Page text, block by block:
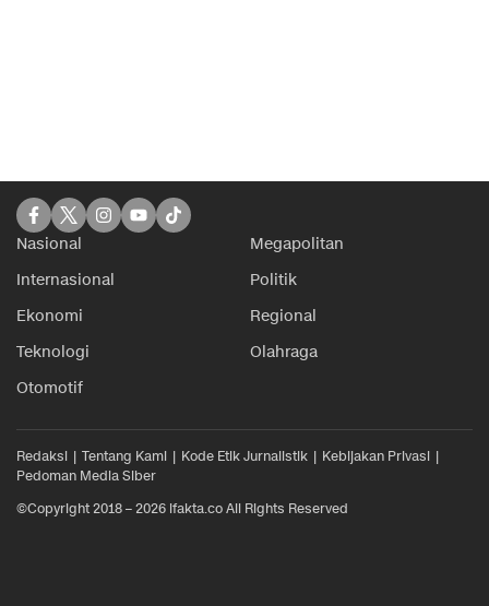
Nasional
Megapolitan
Internasional
Politik
Ekonomi
Regional
Teknologi
Olahraga
Otomotif
Redaksi Tentang Kami Kode Etik Jurnalistik
Kebijakan Privasi
Pedoman Media Siber
©Copyright 2018 – 2026 ifakta.co All Rights Reserved